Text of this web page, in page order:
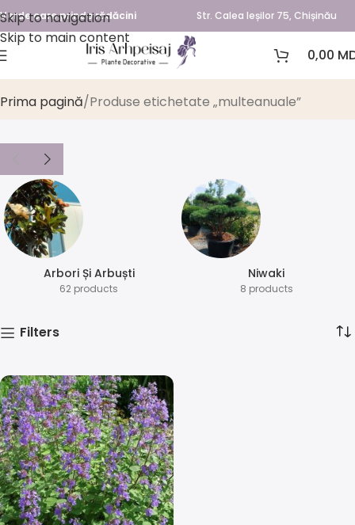
Skip to navigation
Skip to main content
Verde care prinde rădăcini Str. Calea Ieșilor 75, Chișinău
0,00
multeanuale
Prima pagină Produse etichetate „multeanuale”
Arbori Și Arbuști
62 products
⁠Niwaki
8 products
Filters